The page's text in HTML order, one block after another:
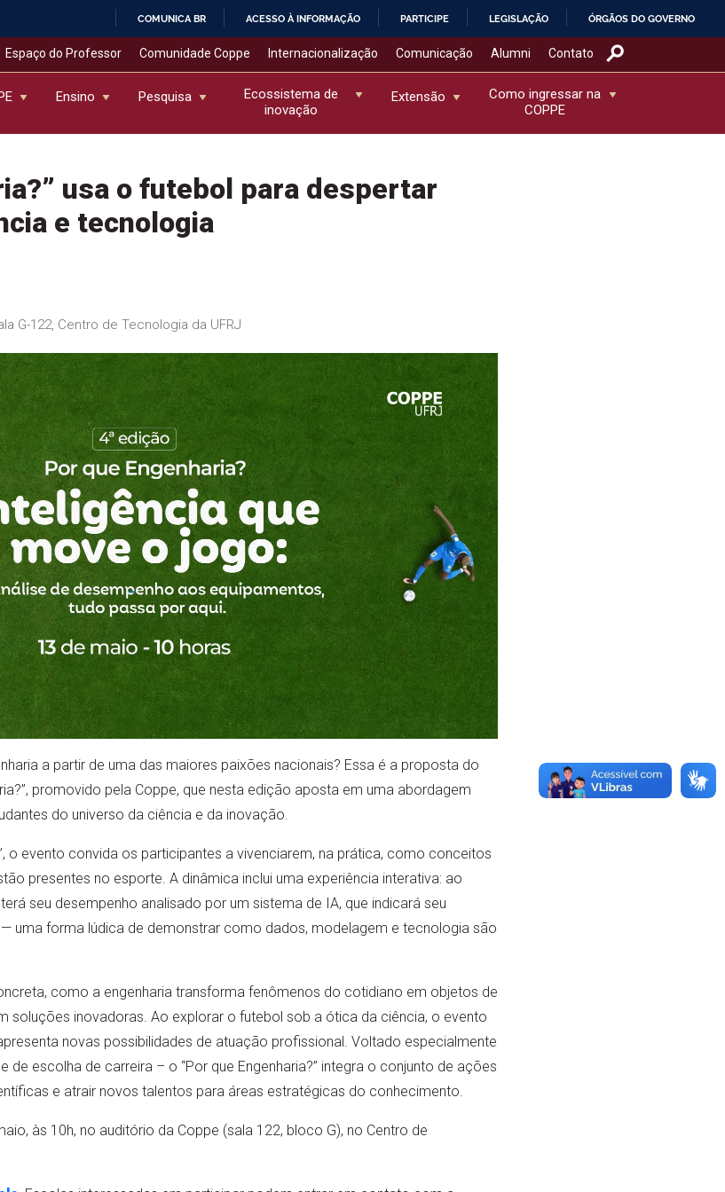
COMUNICA BR ACESSO À INFORMAÇÃO PARTICIPE LEGISLAÇÃO ÓRGÃOS DO GOVERNO
Espaço do Professor Comunidade Coppe Internacionalização Comunicação Alumni Contato
Ensino Pesquisa
Ecossistema de
inovação
Extensão
Como ingressar na
COPPE
usa o futebol para despertar
e tecnologia
G-122, Centro de Tecnologia da UFRJ
a partir de uma das maiores paixões nacionais? Essa é a proposta do
promovido pela Coppe, que nesta edição aposta em uma abordagem
do universo da ciência e da inovação.
o evento convida os participantes a vivenciarem, na prática, como conceitos
presentes no esporte. A dinâmica inclui uma experiência interativa: ao
seu desempenho analisado por um sistema de IA, que indicará seu
uma forma lúdica de demonstrar como dados, modelagem e tecnologia são
como a engenharia transforma fenômenos do cotidiano em objetos de
soluções inovadoras. Ao explorar o futebol sob a ótica da ciência, o evento
novas possibilidades de atuação profissional. Voltado especialmente
escolha de carreira – o “Por que Engenharia?” integra o conjunto de ações
e atrair novos talentos para áreas estratégicas do conhecimento.
às 10h, no auditório da Coppe (sala 122, bloco G), no Centro de